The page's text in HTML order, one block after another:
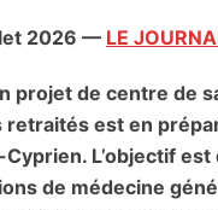
2026 — LE
projet de centre de
retraités est en
L’objectif
de médecine